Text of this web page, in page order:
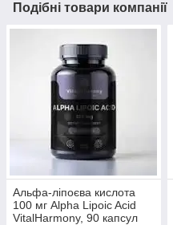
Подібні товари компанії
Альфа-ліпоєва кислота
100 мг Alpha Lipoic Acid
VitalHarmony, 90 капсул